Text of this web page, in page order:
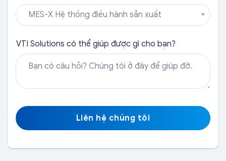
MES-X Hệ thống điều hành sản xuất
VTI Solutions có thể giúp được gì cho bạn?